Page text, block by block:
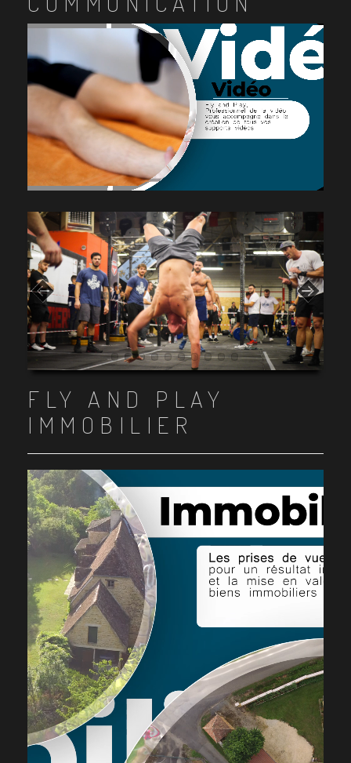
Item 1
Item 2
Item 3
Item 4
Item 5
Item 6
Item 7
Item 8
Item 9
Item 10
FLY AND PLAY
IMMOBILIER